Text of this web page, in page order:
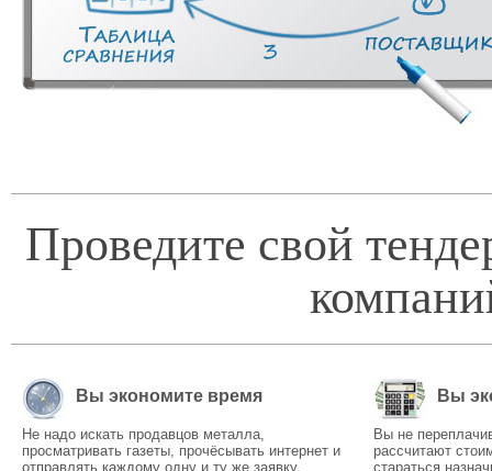
Проведите свой
Вы экономите время
Не надо искать продавцов металла,
просматривать газеты, прочёсывать интернет и
отправлять каждому одну и ту же заявку.
Вы
Вы не
рассчитают
стараться